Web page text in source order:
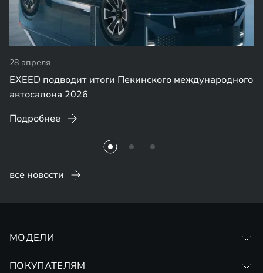
28 апреля
EXEED подводит итоги Пекинского международного
автосалона 2026
Подробнее
все новости
МОДЕЛИ
ПОКУПАТЕЛЯМ